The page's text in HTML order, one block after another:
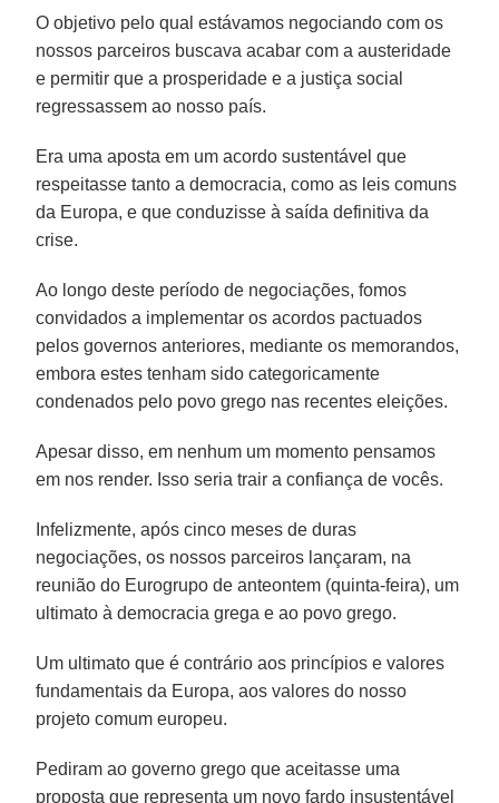
O objetivo pelo qual estávamos negociando com os
nossos parceiros buscava acabar com a austeridade
e permitir que a prosperidade e a justiça social
regressassem ao nosso país.
Era uma aposta em um acordo sustentável que
respeitasse tanto a democracia, como as leis comuns
da Europa, e que conduzisse à saída definitiva da
crise.
Ao longo deste período de negociações, fomos
convidados a implementar os acordos pactuados
pelos governos anteriores, mediante os memorandos,
embora estes tenham sido categoricamente
condenados pelo povo grego nas recentes eleições.
Apesar disso, em nenhum um momento pensamos
em nos render. Isso seria trair a confiança de vocês.
Infelizmente, após cinco meses de duras
negociações, os nossos parceiros lançaram, na
reunião do Eurogrupo de anteontem (quinta-feira), um
ultimato à democracia grega e ao povo grego.
Um ultimato que é contrário aos princípios e valores
fundamentais da Europa, aos valores do nosso
projeto comum europeu.
Pediram ao governo grego que aceitasse uma
proposta que representa um novo fardo insustentável